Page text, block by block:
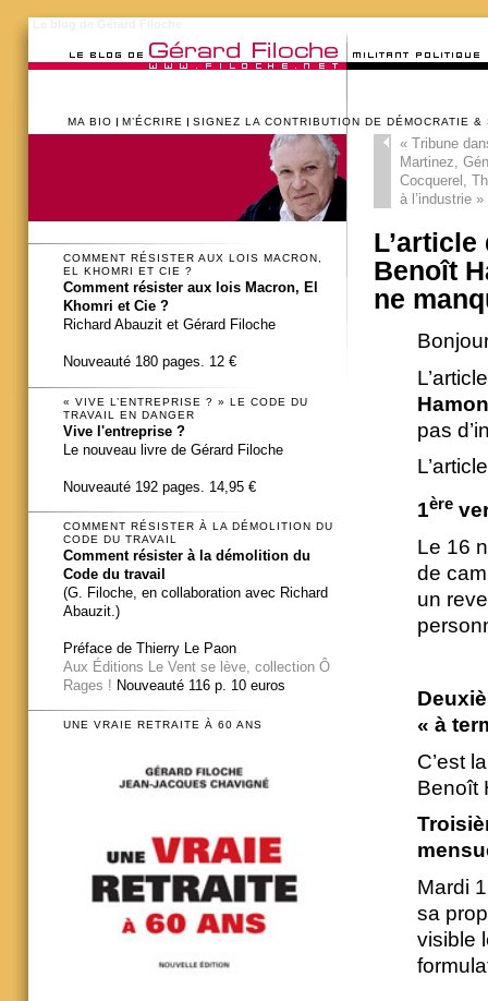
MA BIO M’ÉCRIRE SIGNEZ LA CONTRIBUTION DE DÉMOCRATIE &
«Tribune
Martinez,
Cocquerel,
à l’industrie »
L’article
Benoît
ne
pas
1ère
Le 16
de
un
« à
C’est
Benoît
Mardi
sa
visible
COMMENT RÉSISTER AUX LOIS MACRON,
EL KHOMRI ET CIE ?
Comment résister aux lois Macron, El
Khomri et Cie ?
Richard Abauzit et Gérard Filoche
Nouveauté 180 pages. 12 €
« VIVE L’ENTREPRISE ? » LE CODE DU
TRAVAIL EN DANGER
Vive l'entreprise ?
Le nouveau livre de Gérard Filoche
Nouveauté 192 pages. 14,95 €
COMMENT RÉSISTER À LA DÉMOLITION DU
CODE DU TRAVAIL
Comment résister à la démolition du
Code du travail
(G. Filoche, en collaboration avec Richard
Abauzit.)
Préface de Thierry Le Paon
Aux Éditions Le Vent se lève, collection Ô
Rages ! Nouveauté 116 p. 10 euros
UNE VRAIE RETRAITE À 60 ANS